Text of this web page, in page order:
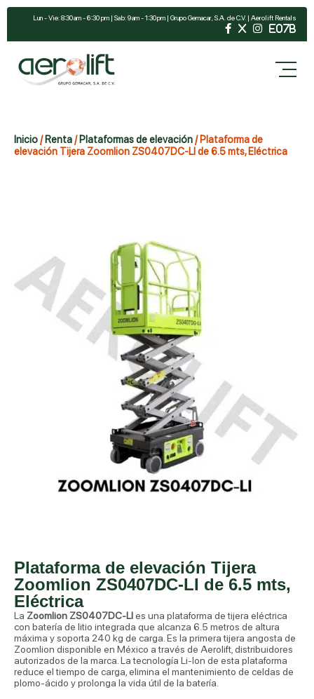
Lun - Vie: 8:30 am - 6:30 pm | Sab: 9 am - 1:30 pm | Grupo Gemacar, S.A. de C.V. | Aerolift Rentals
Inicio/Renta/ Plataformas de elevación/ Plataforma de
elevación Tijera Zoomlion ZS0407DC-LI de 6.5 mts, Eléctrica
Plataforma de elevación Tijera
Zoomlion ZS0407DC-LI de 6.5 mts,
Eléctrica
La Zoomlion ZS0407DC-LIes una plataforma de tijera eléctrica
con batería de litio integrada que alcanza 6.5 metros de altura
máxima y soporta 240 kg de carga. Es la primera tijera angosta de
Zoomlion disponible en México a través de Aerolift, distribuidores
autorizados de la marca. La tecnología Li-Ion de esta plataforma
reduce el tiempo de carga, elimina el mantenimiento de celdas de
plomo-ácido y prolonga la vida útil de la batería.